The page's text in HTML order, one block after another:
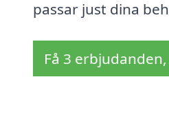
passar just dina
Få 3